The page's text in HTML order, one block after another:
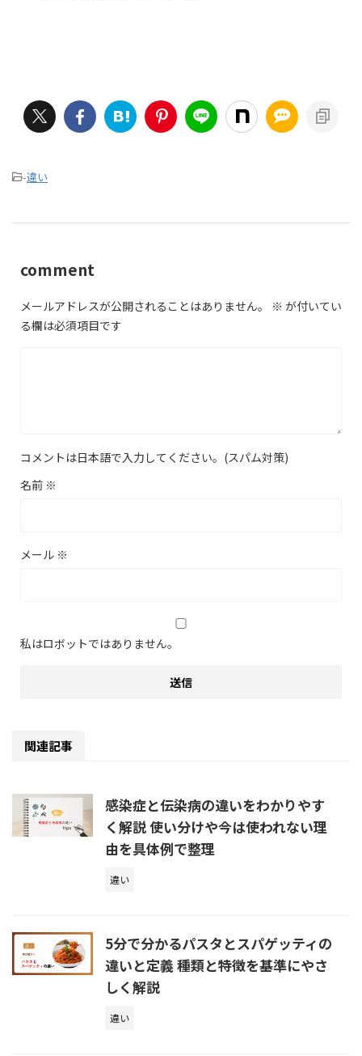
-違い
comment
メールアドレスが公開されることはありません。 ※ が付いてい
る欄は必須項目です
コメントは日本語で入力してください。(スパム対策)
名前 ※
メール ※
私はロボットではありません。
関連記事
感染症と伝染病の違いをわかりやす
く解説 使い分けや今は使われない理
由を具体例で整理
違い
5分で分かるパスタとスパゲッティの
違いと定義 種類と特徴を基準にやさ
しく解説
違い